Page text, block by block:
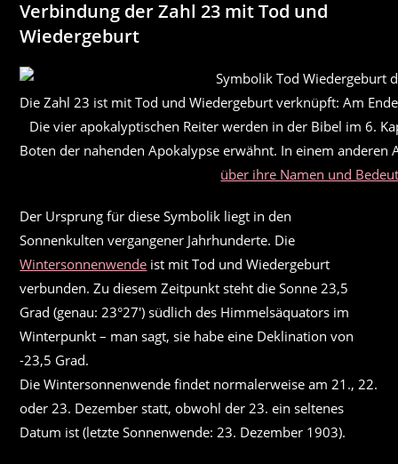
Verbindung der Zahl 23 mit Tod und
Wiedergeburt
Die Zahl 23 ist mit Tod und Wiedergeburt verknüpft: Am
Die vier apokalyptischen Reiter werden in der Bibel im 6.
Boten der nahenden Apokalypse erwähnt. In einem
über ihre Namen und
Der Ursprung für diese Symbolik liegt in den
Sonnenkulten vergangener Jahrhunderte. Die
Wintersonnenwende ist mit Tod und Wiedergeburt
verbunden. Zu diesem Zeitpunkt steht die Sonne 23,5
Grad (genau: 23°27′) südlich des Himmelsäquators im
Winterpunkt – man sagt, sie habe eine Deklination von
-23,5 Grad.
Die Wintersonnenwende findet normalerweise am 21., 22.
oder 23. Dezember statt, obwohl der 23. ein seltenes
Datum ist (letzte Sonnenwende: 23. Dezember 1903).